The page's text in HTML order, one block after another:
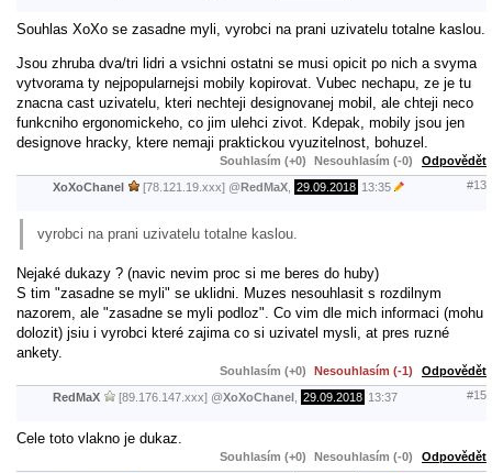
Souhlas XoXo se zasadne myli, vyrobci na prani uzivatelu totalne kaslou.
Jsou zhruba dva/tri lidri a vsichni ostatni se musi opicit po nich a svyma
vytvorama ty nejpopularnejsi mobily kopirovat. Vubec nechapu, ze je tu
znacna cast uzivatelu, kteri nechteji designovanej mobil, ale chteji neco
funkcniho ergonomickeho, co jim ulehci zivot. Kdepak, mobily jsou jen
designove hracky, ktere nemaji praktickou vyuzitelnost, bohuzel.
Souhlasím (+0) Nesouhlasím (-0) Odpovědět
XoXoChanel [78.121.19.xxx] @RedMaX 29.09.2018 13:35 #13
vyrobci na prani uzivatelu totalne kaslou.
Nejaké dukazy ? (navic nevim proc si me beres do huby)
S tim "zasadne se myli" se uklidni. Muzes nesouhlasit s rozdilnym
nazorem, ale "zasadne se myli podloz". Co vim dle mich informaci (mohu
dolozit) jsiu i vyrobci které zajima co si uzivatel mysli, at pres ruzné
ankety.
Souhlasím (+0) Nesouhlasím (-1) Odpovědět
RedMaX [89.176.147.xxx] @XoXoChanel 29.09.2018 13:37 #15
Cele toto vlakno je dukaz.
Souhlasím (+0) Nesouhlasím (-0) Odpovědět